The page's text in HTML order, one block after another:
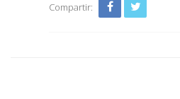
Compartir: